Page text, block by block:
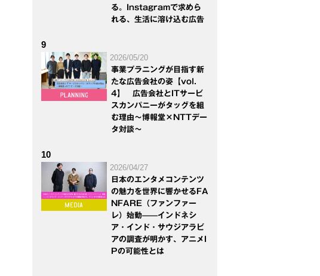
る。Instagramで求めら
れる、生活に溶け込む広告
9
2026/05/20
事業プラニングが目指す新
たな広告会社の姿【vol.
4】 広告会社とITサービ
スカンパニーがタッグを組
む理由～博報堂×NTTデー
タ対談～
10
2026/04/27
日本のエンタメコンテンツ
の魅力を世界に響かせるFA
NFARE（ファンファー
レ）始動——インドネシ
ア・インド・サウジアラビ
アの調査が明かす、アニメI
Pの可能性とは